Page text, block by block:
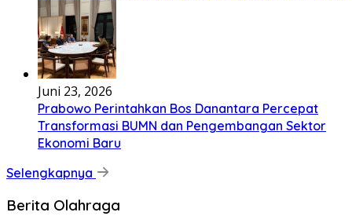
Juni 23, 2026
Prabowo Perintahkan Bos Danantara Percepat
Transformasi BUMN dan Pengembangan Sektor
Ekonomi Baru
Selengkapnya
Berita Olahraga